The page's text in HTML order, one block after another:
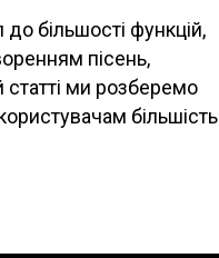
більшості функцій,
пісень,
статті ми розберемо
більшість